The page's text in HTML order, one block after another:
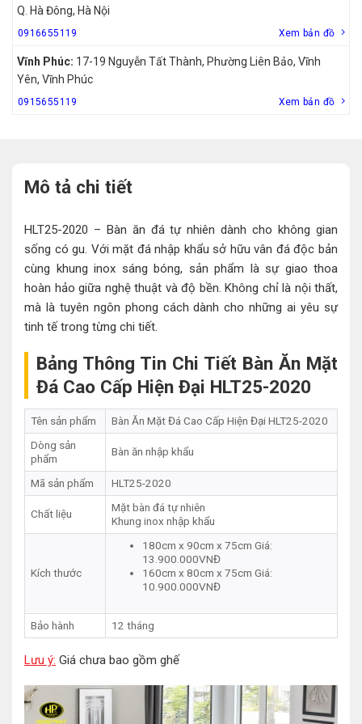
Q. Hà Đông, Hà Nội
0916655119 Xem bản đồ
Vĩnh Phúc: 17-19 Nguyễn Tất Thành, Phường Liên Bảo, Vĩnh
Yên, Vĩnh Phúc
0915655119 Xem bản đồ
Mô tả chi tiết
HLT25-2020 – Bàn ăn đá tự nhiên dành cho không gian
sống có gu. Với mặt đá nhập khẩu sở hữu vân đá độc bản
cùng khung inox sáng bóng, sản phẩm là sự giao thoa
hoàn hảo giữa nghệ thuật và độ bền. Không chỉ là nội thất,
mà là tuyên ngôn phong cách dành cho những ai yêu sự
tinh tế trong từng chi tiết.
Bảng Thông Tin Chi Tiết Bàn Ăn Mặt
Đá Cao Cấp Hiện Đại HLT25-2020
Tên sản phẩm
Bàn Ăn Mặt Đá Cao Cấp Hiện Đại HLT25-2020
Dòng sản
phẩm
Bàn ăn nhập khẩu
Mã sản phẩm HLT25-2020
Chất liệu
Mặt bàn đá tự nhiên
Khung inox nhập khẩu
Kích thước
180cm x 90cm x 75cm Giá:
13.900.000VNĐ
160cm x 80cm x 75cm Giá:
10.900.000VNĐ
Bảo hành 12 tháng
Lưu ý: Giá chưa bao gồm ghế